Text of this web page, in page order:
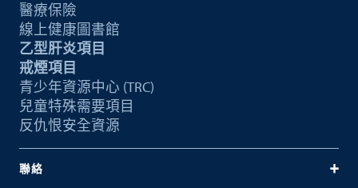
醫療保險
線上健康圖書館
乙型肝炎項目
戒煙項目
青少年資源中心 (TRC)
兒童特殊需要項目
反仇恨安全資源
聯絡